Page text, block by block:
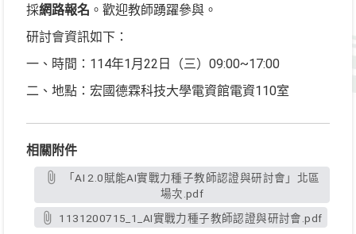
採網路報名 。歡迎教師踴躍參與。
研討會資訊如下：
一、時間：114年1月22日（三）09:00~17:00
二、地點：宏國德霖科技大學電資館電資110室
相關附件
場次.pdf
1131200715_1_AI實戰力種子教師認證與研討會.pdf